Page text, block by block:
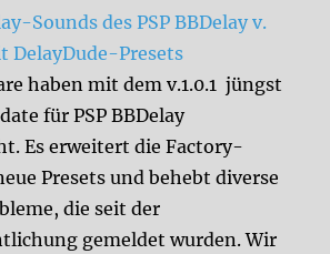
Sounds des PSP BBDelay v.
DelayDude-Presets
haben mit dem v.1.0.1 jüngst
für PSP BBDelay
Es erweitert die Factory-
Presets und behebt diverse
die seit der
gemeldet wurden. Wir